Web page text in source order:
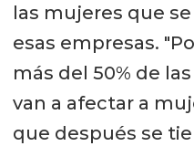
las mujeres que
esas empresas.
más del 50% de
van a afectar a
que después se